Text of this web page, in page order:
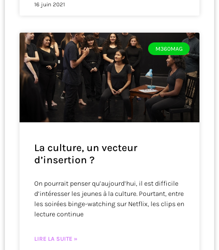
16 juin 2021
M360MAG
La culture, un vecteur
d’insertion ?
On pourrait penser qu’aujourd’hui, il est difficile
d’intéresser les jeunes à la culture. Pourtant, entre
les soirées binge-watching sur Netflix, les clips en
lecture continue
LIRE LA SUITE »